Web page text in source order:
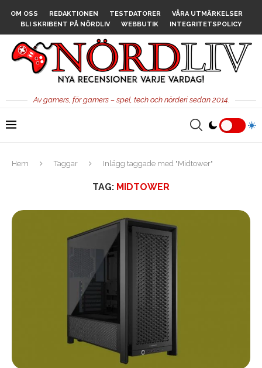
OM OSS REDAKTIONEN TESTDATORER
VÅRA UTMÄRKELSER
BLI SKRIBENT PÅ NÖRDLIV
WEBBUTIK INTEGRITETSPOLICY
Av gamers, för gamers – spel, tech och nörderi sedan 2014.
Hem Taggar Inlägg taggade med "Midtower"
TAG: MIDTOWER